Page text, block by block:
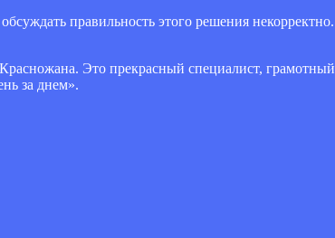
правильность этого решения некорректно.
Это прекрасный специалист, грамотный
за днем».